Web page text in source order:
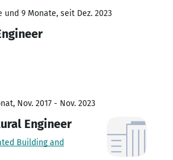
und 9 Monate, seit Dez. 2023
Nov. 2017 - Nov. 2023
Engineer
Building and